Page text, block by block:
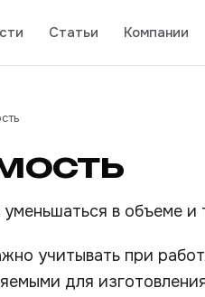
Статьи Компании
в объеме
учитывать при
для